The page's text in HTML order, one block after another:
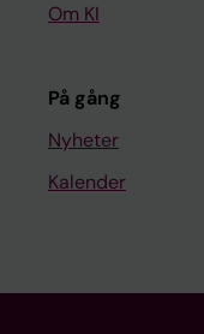
Om KI
På gång
Nyheter
Kalender